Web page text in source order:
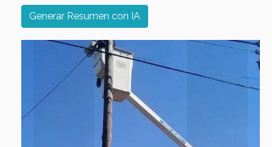
Generar Resumen con IA